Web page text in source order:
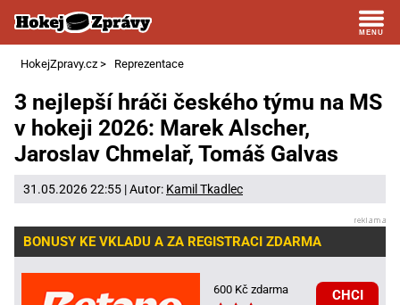
HokejZpravy.cz > Reprezentace
3 nejlepší hráči českého týmu na MS
v hokeji 2026: Marek Alscher,
Jaroslav Chmelař, Tomáš Galvas
31.05.2026 22:55 | Autor: Kamil Tkadlec
BONUSY KE VKLADU A ZA REGISTRACI ZDARMA
600 Kč zdarma
CHCI